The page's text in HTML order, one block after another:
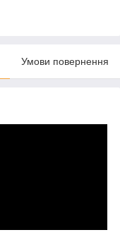
Умови повернення